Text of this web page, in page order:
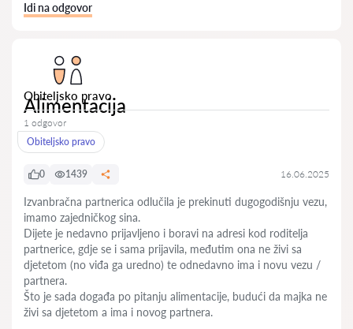
Idi na odgovor
Obiteljsko pravo
Alimentacija
1 odgovor
Obiteljsko pravo
0 1439 16.06.2025
Izvanbračna partnerica odlučila je prekinuti dugogodišnju vezu,
imamo zajedničkog sina.
Dijete je nedavno prijavljeno i boravi na adresi kod roditelja
partnerice, gdje se i sama prijavila, međutim ona ne živi sa
djetetom (no viđa ga uredno) te odnedavno ima i novu vezu /
partnera.
Što je sada događa po pitanju alimentacije, budući da majka ne
živi sa djetetom a ima i novog partnera.